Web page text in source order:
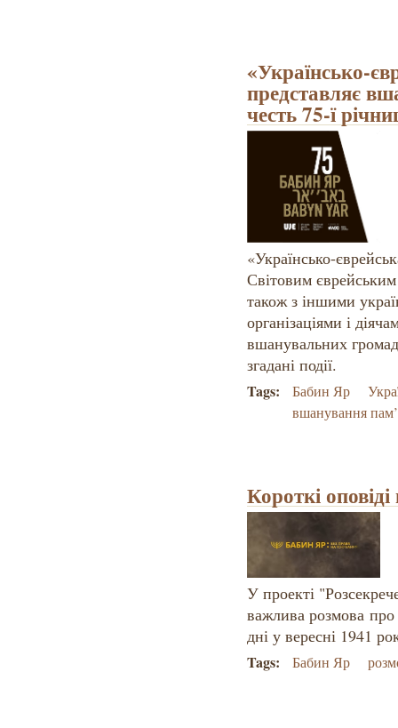
«Українсько-
представляє
честь 75-ї
«Українсько-
Світовим
також з іншими
організаціями і
вшанувальних
згадані події.
Tags: Бабин Яр
вшанування
Короткі
У проекті
важлива розмова
дні у вересні 1941
Tags: Бабин Яр